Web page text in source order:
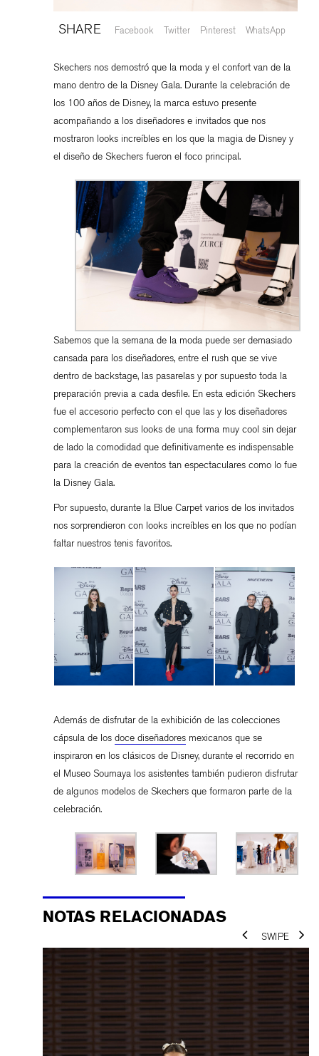
SHARE Facebook Twitter Pinterest WhatsApp
Skechers nos demostró que la moda y el confort van de la
mano dentro de la Disney Gala. Durante la celebración de
los 100 años de Disney, la marca estuvo presente
acompañando a los diseñadores e invitados que nos
mostraron looks increíbles en los que la magia de Disney y
el diseño de Skechers fueron el foco principal.
Sabemos que la semana de la moda puede ser demasiado
cansada para los diseñadores, entre el rush que se vive
dentro de backstage, las pasarelas y por supuesto toda la
preparación previa a cada desfile. En esta edición Skechers
fue el accesorio perfecto con el que las y los diseñadores
complementaron sus looks de una forma muy cool sin dejar
de lado la comodidad que definitivamente es indispensable
para la creación de eventos tan espectaculares como lo fue
la Disney Gala.
Por supuesto, durante la Blue Carpet varios de los invitados
nos sorprendieron con looks increíbles en los que no podían
faltar nuestros tenis favoritos.
Además de disfrutar de la exhibición de las colecciones
cápsula de los doce diseñadoresmexicanos que se
inspiraron en los clásicos de Disney, durante el recorrido en
el Museo Soumaya los asistentes también pudieron disfrutar
de algunos modelos de Skechers que formaron parte de la
celebración.
NOTAS RELACIONADAS